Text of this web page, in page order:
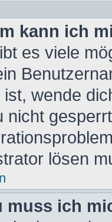
kann ich
es viele
ist, wende
nicht
lösen
muss ich